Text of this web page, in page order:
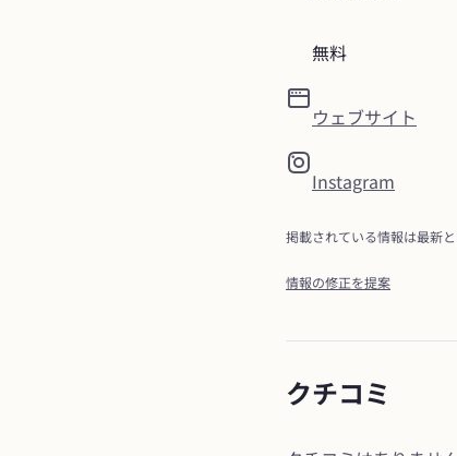
無料
ウェブサイト
Instagram
掲載されている情報は最新
情報の修正を提案
クチコミ